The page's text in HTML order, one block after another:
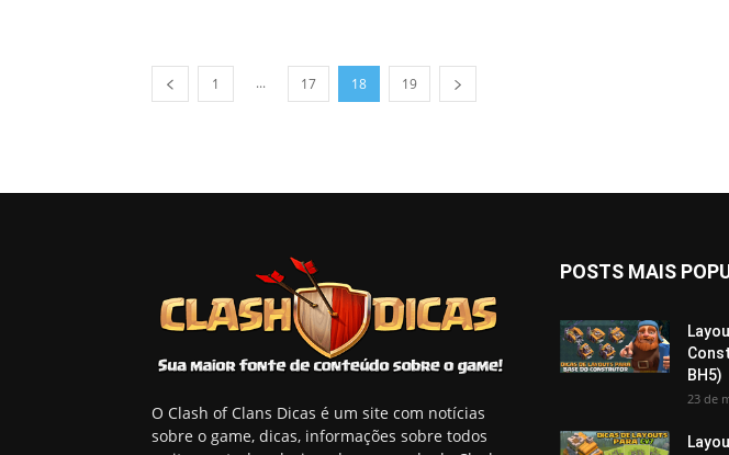
1 ... 17 18 19
O Clash of Clans Dicas é um site com notícias
sobre o game, dicas, informações sobre todos
POSTS MAIS
BH5)
23 de